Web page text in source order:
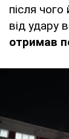
після
від удару
отримав